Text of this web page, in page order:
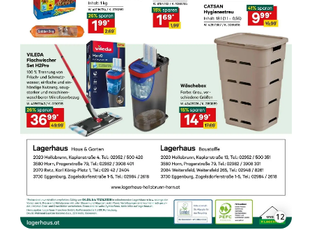
12